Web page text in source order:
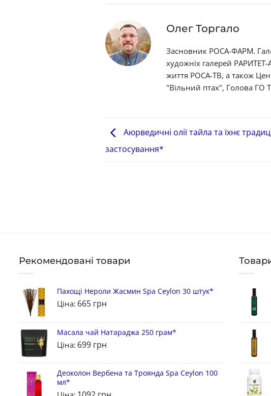
Олег Торгало
Засновник РОСА-ФАРМ.
художніх галерей РАРИТЕТ-
життя РОСА-ТВ, а також
"Вільний птах", Голова ГО
Аюрведичні олії тайла та їхнє
застосування*
Рекомендовані товари
Пахощі Нероли Жасмин Spa Ceylon 30 штук*
Ціна: 665 грн
Масала чай Натараджа 250 грам*
Ціна: 699 грн
Деоколон Вербена та Троянда Spa Ceylon 100
мл*